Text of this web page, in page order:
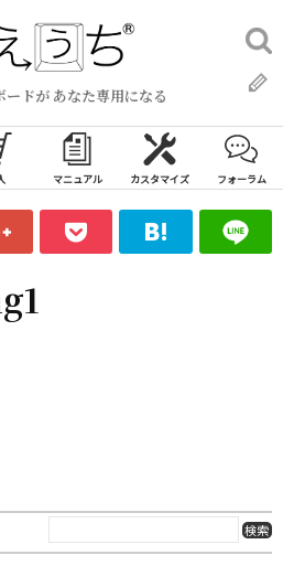
ードが あなた専用になる
検
索:
マニュアル カスタマイズ フォーラム